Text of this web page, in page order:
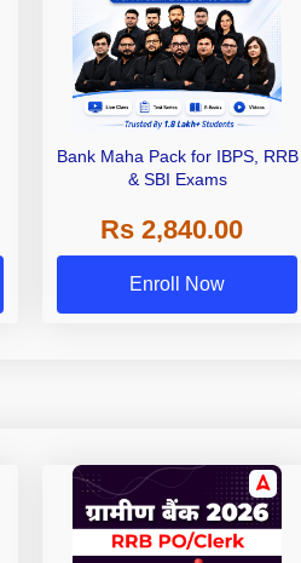
Bank Maha Pack for IBPS, RRB
& SBI Exams
Rs 2,840.00
Enroll Now